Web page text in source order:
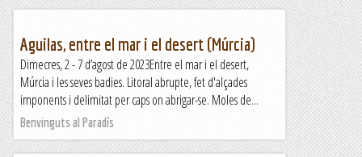
Aguilas, entre el mar i el desert (Múrcia)
Dimecres, 2 - 7 d’agost de 2023Entre el mar i el desert,
Múrcia i les seves badies. Litoral abrupte, fet d'alçades
imponents i delimitat per caps on abrigar-se. Moles de...
Benvinguts al Paradís